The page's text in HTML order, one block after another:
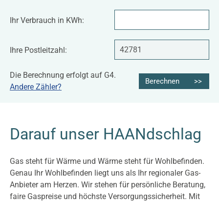
Ihr
Ihr Verbrauch in KWh:
Ihre Postleitzahl:
Die Berechnung erfolgt auf G4.
Andere Zähler?
Berechnen
Darauf unser HAANdschlag
Gas steht für Wärme und Wärme steht für Wohlbefinden.
Genau Ihr Wohlbefinden liegt uns als Ihr regionaler Gas-
Anbieter am Herzen. Wir stehen für persönliche Beratung,
faire Gaspreise und höchste Versorgungssicherheit. Mit
ein Jahr
TYPO3 Frontend
Name:
fe_typo_user
Externe Inhalte
Google Maps